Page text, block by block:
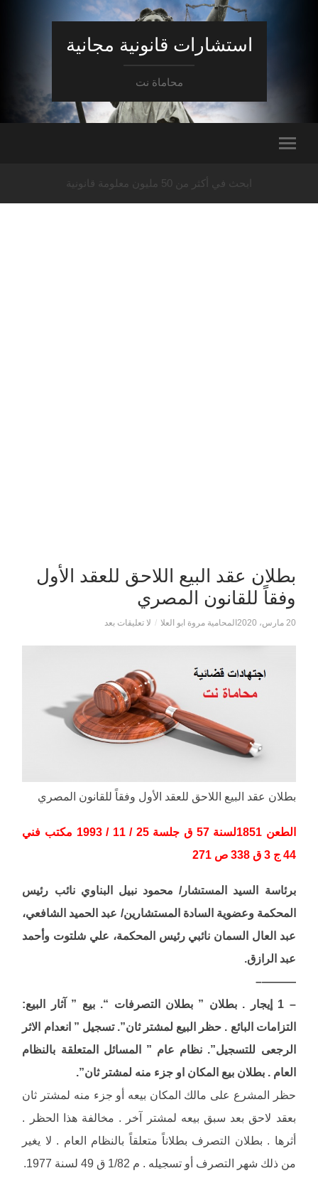
استشارات قانونية مجانية
محاماة نت
ابحث في أكثر من 50 مليون معلومة قانونية
بطلان عقد البيع اللاحق للعقد الأول
وفقاً للقانون المصري
20 مارس، 2020 المحامية مروة ابو العلا / لا تعليقات بعد
بطلان عقد البيع اللاحق للعقد الأول وفقاً للقانون المصري
الطعن 1851لسنة 57 ق جلسة 25 / 11 / 1993 مكتب فني
44 ج 3 ق 338 ص 271
برئاسة السيد المستشار/ محمود نبيل البناوي نائب رئيس
المحكمة وعضوية السادة المستشارين/ عبد الحميد الشافعي،
عبد العال السمان نائبي رئيس المحكمة، علي شلتوت وأحمد
عبد الرازق.
———–
– 1 إيجار . بطلان ” بطلان التصرفات “. بيع ” آثار البيع:
التزامات البائع . حظر البيع لمشتر ثان”. تسجيل ” انعدام الاثر
الرجعى للتسجيل”. نظام عام ” المسائل المتعلقة بالنظام
العام . بطلان بيع المكان او جزء منه لمشتر ثان”.
حظر المشرع على مالك المكان بيعه أو جزء منه لمشتر ثان
بعقد لاحق بعد سبق بيعه لمشتر آخر . مخالفة هذا الحظر .
أثرها . بطلان التصرف بطلاناً متعلقاً بالنظام العام . لا يغير
من ذلك شهر التصرف أو تسجيله . م 1/82 ق 49 لسنة 1977.